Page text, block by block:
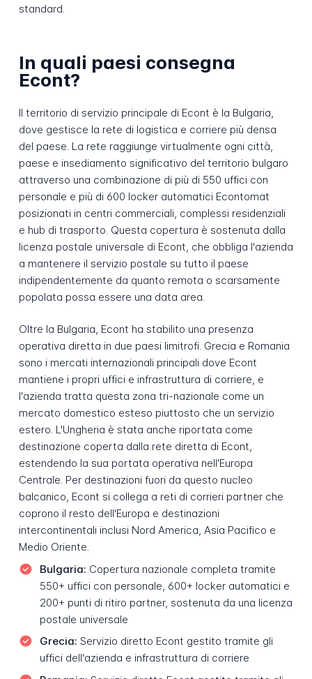
standard.
In quali paesi consegna
Econt?
Il territorio di servizio principale di Econt è la Bulgaria,
dove gestisce la rete di logistica e corriere più densa
del paese. La rete raggiunge virtualmente ogni città,
paese e insediamento significativo del territorio bulgaro
attraverso una combinazione di più di 550 uffici con
personale e più di 600 locker automatici Econtomat
posizionati in centri commerciali, complessi residenziali
e hub di trasporto. Questa copertura è sostenuta dalla
licenza postale universale di Econt, che obbliga l'azienda
a mantenere il servizio postale su tutto il paese
indipendentemente da quanto remota o scarsamente
popolata possa essere una data area.
Oltre la Bulgaria, Econt ha stabilito una presenza
operativa diretta in due paesi limitrofi. Grecia e Romania
sono i mercati internazionali principali dove Econt
mantiene i propri uffici e infrastruttura di corriere, e
l'azienda tratta questa zona tri-nazionale come un
mercato domestico esteso piuttosto che un servizio
estero. L'Ungheria è stata anche riportata come
destinazione coperta dalla rete diretta di Econt,
estendendo la sua portata operativa nell'Europa
Centrale. Per destinazioni fuori da questo nucleo
balcanico, Econt si collega a reti di corrieri partner che
coprono il resto dell'Europa e destinazioni
intercontinentali inclusi Nord America, Asia Pacifico e
Medio Oriente.
Bulgaria: Copertura nazionale completa tramite
550+ uffici con personale, 600+ locker automatici e
200+ punti di ritiro partner, sostenuta da una licenza
postale universale
Grecia: Servizio diretto Econt gestito tramite gli
uffici dell'azienda e infrastruttura di corriere